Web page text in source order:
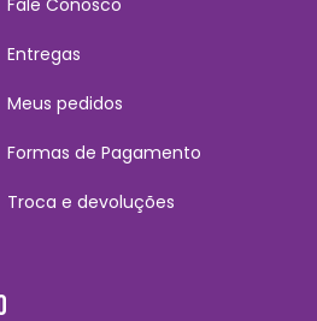
Entregas
Meus pedidos
Formas de Pagamento
Troca e devoluções